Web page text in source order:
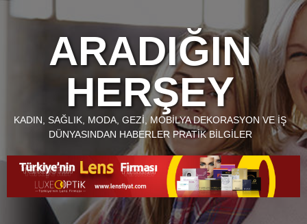
ARADIĞIN
HERŞEY
KADIN, SAĞLIK, MODA, GEZI, MOBILYA DEKORASYON VE İŞ
DÜNYASINDAN HABERLER PRATIK BILGILER